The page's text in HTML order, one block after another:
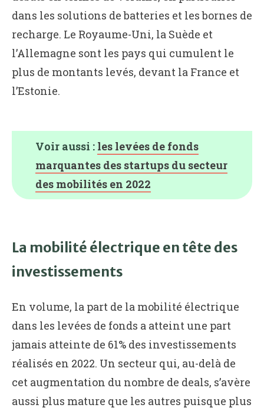
dans les solutions de batteries et les bornes de
recharge. Le Royaume-Uni, la Suède et
l’Allemagne sont les pays qui cumulent le
plus de montants levés, devant la France et
l’Estonie.
Voir aussi : les levées de fonds
marquantes des startups du secteur
des mobilités en 2022
La mobilité électrique en tête des
investissements
En volume, la part de la mobilité électrique
dans les levées de fonds a atteint une part
jamais atteinte de 61% des investissements
réalisés en 2022. Un secteur qui, au-delà de
cet augmentation du nombre de deals, s’avère
aussi plus mature que les autres puisque plus